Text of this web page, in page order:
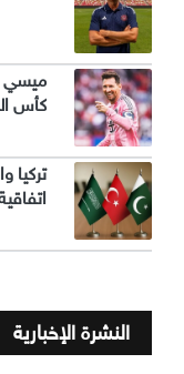
ميسي
كأس
تركيا
النشرة الإخبارية